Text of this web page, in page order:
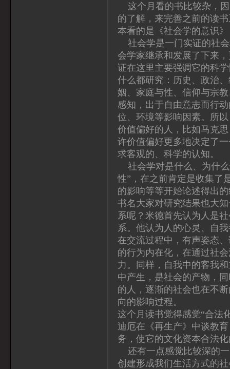
这个月看的书比较杂，
的了解，来完善之前的读
本看的是《社会学的意识
社会学是一门实证的社会
会学家继承和发展了下来
证在这里主要强调它的科
什么都研究：历史、政治
姻、家庭与性、信仰与宗
感知，出于自由意志而行
位、环境等影响因素。所
价值偏好的人，比如马克
许价值偏好更多地决定了
求客观的、科学的认知。
社会学对是什么、为什么
性”，在之前肯定是收集了
的影响等等开始论述得出
书名大家对研究结果也大
系呢？米德首先认为人是
系。他认为人的心灵、自
在交流过程中，有声姿态
的行为内在化，在通过社
力。同样，自我中的客我
中产生，是社会的产物，
的人，逐渐的社会也在不
向的影响过程。
这个月读书觉得感觉“合法
迪厄在《再生产》中谈教
务，使它的文化资本合法
还有一点感觉比较深的一
创建形成我们生活方式的